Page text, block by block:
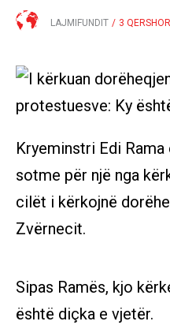
LAJMIFUNDIT / 3
Kryeminstri Edi
sotme për një nga
cilët i kërkojnë
Zvërnecit.
Sipas Ramës, kjo
është diçka e vjetër.